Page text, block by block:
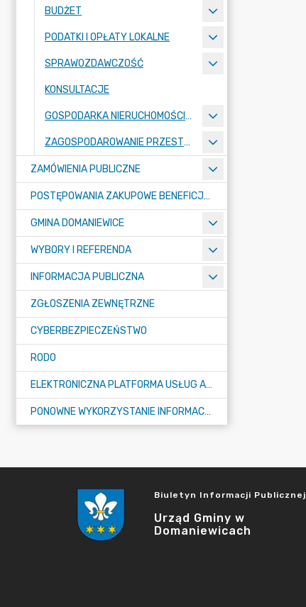
BUDŻET
PODATKI I OPŁATY LOKALNE
SPRAWOZDAWCZOŚĆ
KONSULTACJE
GOSPODARKA NIERUCHOMOŚCIAMI
ZAGOSPODAROWANIE PRZESTRZENNE
ZAMÓWIENIA PUBLICZNE
POSTĘPOWANIA ZAKUPOWE BENEFICJENTÓW DOTACJI
GMINA DOMANIEWICE
WYBORY I REFERENDA
INFORMACJA PUBLICZNA
ZGŁOSZENIA ZEWNĘTRZNE
CYBERBEZPIECZEŃSTWO
RODO
ELEKTRONICZNA PLATFORMA USŁUG ADMINISTRACJI PUBLICZNEJ - EPUAP
PONOWNE WYKORZYSTANIE INFORMACJI PUBLICZNEJ
Biuletyn Informacji Publicznej
Urząd Gminy w
Domaniewicach